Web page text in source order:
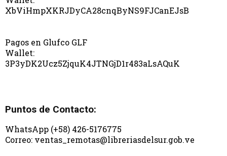
XbViHmpXKRJDyCA28cnqByNS9FJCanEJsB
Pagos en Glufco GLF
Wallet:
3P3yDK2Ucz5ZjquK4JTNGjD1r483aLsAQuK
Puntos de Contacto:
WhatsApp (+58) 426-5176775
Correo: ventas_remotas@libreriasdelsur.gob.ve